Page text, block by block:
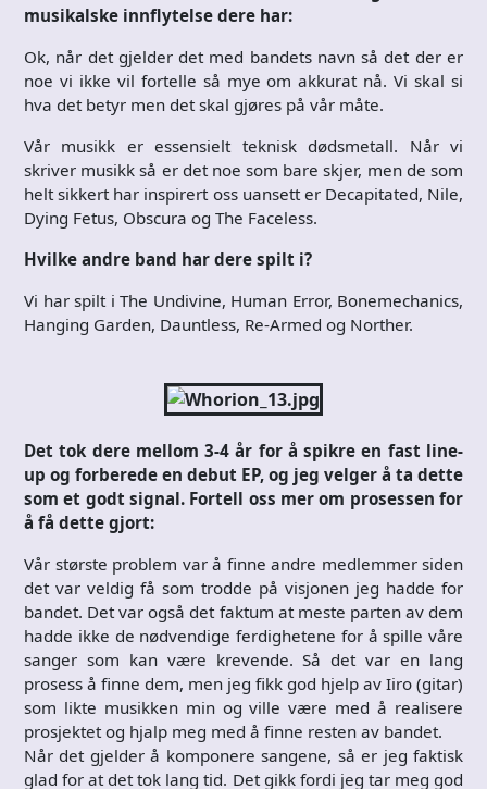
musikalske innflytelse dere har:
Ok, når det gjelder det med bandets navn så det der er
noe vi ikke vil fortelle så mye om akkurat nå. Vi skal si
hva det betyr men det skal gjøres på vår måte.
Vår musikk er essensielt teknisk dødsmetall. Når vi
skriver musikk så er det noe som bare skjer, men de som
helt sikkert har inspirert oss uansett er Decapitated, Nile,
Dying Fetus, Obscura og The Faceless.
Hvilke andre band har dere spilt i?
Vi har spilt i The Undivine, Human Error, Bonemechanics,
Hanging Garden, Dauntless, Re-Armed og Norther.
Det tok dere mellom 3-4 år for å spikre en fast line-
up og forberede en debut EP, og jeg velger å ta dette
som et godt signal. Fortell oss mer om prosessen for
å få dette gjort:
Vår største problem var å finne andre medlemmer siden
det var veldig få som trodde på visjonen jeg hadde for
bandet. Det var også det faktum at meste parten av dem
hadde ikke de nødvendige ferdighetene for å spille våre
sanger som kan være krevende. Så det var en lang
prosess å finne dem, men jeg fikk god hjelp av Iiro (gitar)
som likte musikken min og ville være med å realisere
prosjektet og hjalp meg med å finne resten av bandet.
Når det gjelder å komponere sangene, så er jeg faktisk
glad for at det tok lang tid. Det gikk fordi jeg tar meg god